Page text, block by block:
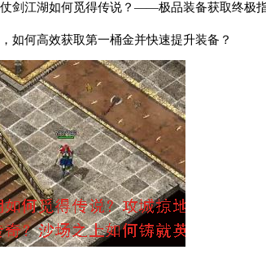
剑江湖如何觅得传说？——极品装备获取终极
如何高效获取第一桶金并快速提升装备？